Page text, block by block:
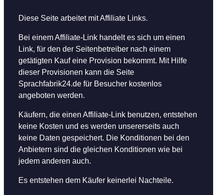
Diese Seite arbeitet mit Affiliate Links.
Bei einem Affiliate-Link handelt es sich um einen
Link, für den der Seitenbetreiber nach einem
getätigten Kauf eine Provision bekommt. Mit Hilfe
dieser Provisionen kann die Seite
Sprachfabrik24.de für Besucher kostenlos
angeboten werden.
Käufern, die einen Affiliate-Link benutzen, entstehen
keine Kosten und es werden unsererseits auch
keine Daten gespeichert. Die Konditionen bei den
Anbietern sind die gleichen Konditionen wie bei
jedem anderen auch.
Es entstehen dem Käufer keinerlei Nachteile.